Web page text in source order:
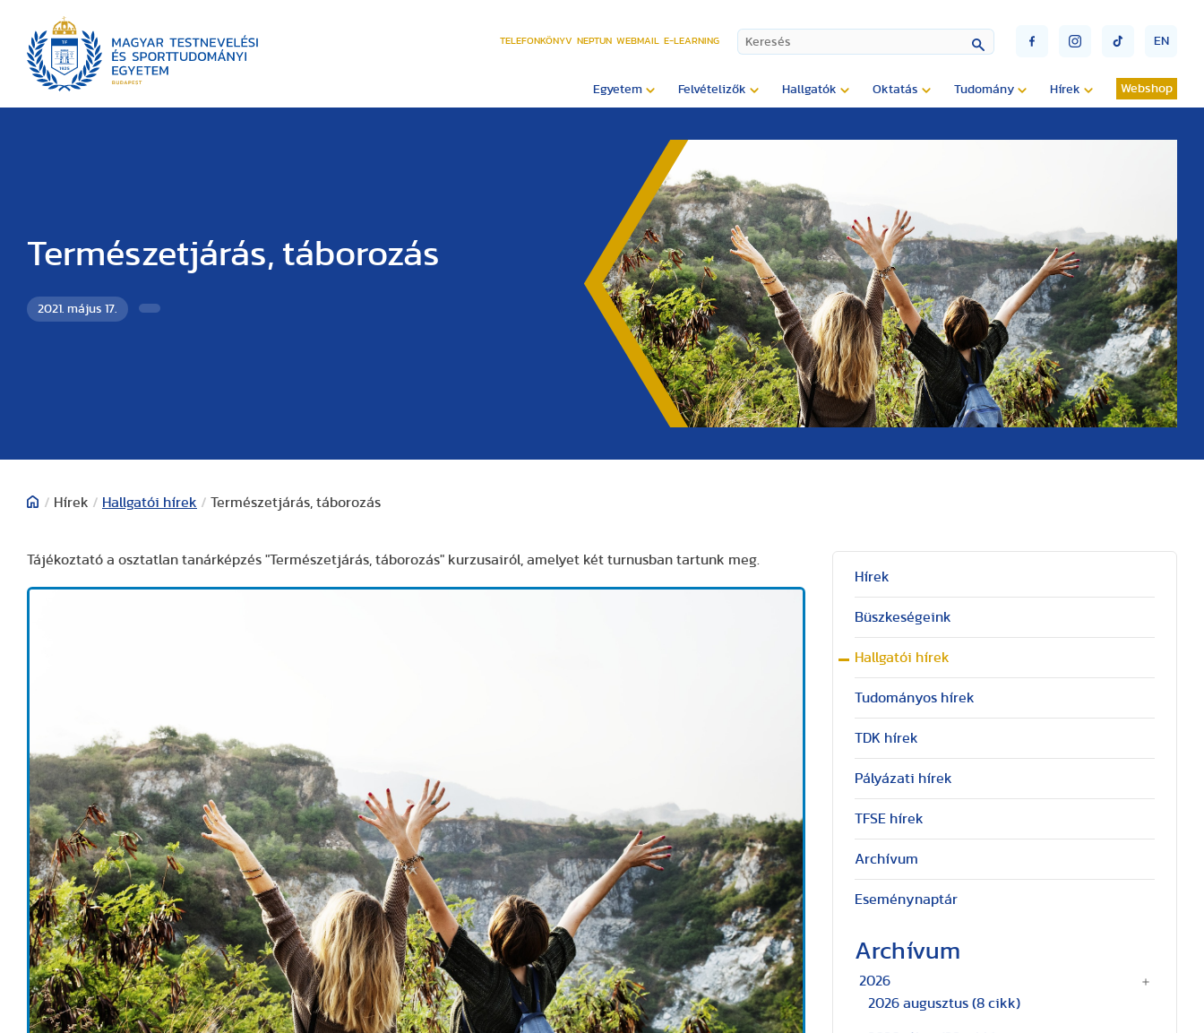
TELEFONKÖNYV NEPTUN WEBMAIL E-LEARNING EN
Egyetem Felvételizők Hallgatók Oktatás Tudomány Hírek Webshop
Természetjárás, táborozás
2021. május 17.
/ Hírek / Hallgatói hírek / Természetjárás, táborozás
Tájékoztató a osztatlan tanárképzés "Természetjárás, táborozás" kurzusairól, amelyet két turnusban tartunk meg.
Hírek
Büszkeségeink
Hallgatói hírek
Tudományos hírek
TDK hírek
Pályázati hírek
TFSE hírek
Archívum
Eseménynaptár
Archívum
2026
2026 augusztus (8 cikk)